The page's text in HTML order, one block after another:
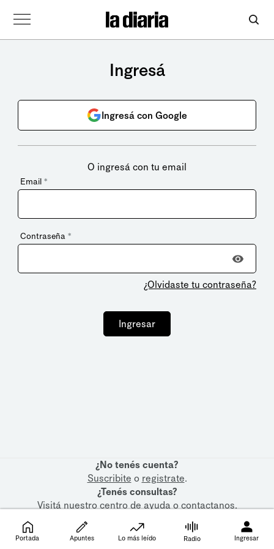
Ingresá
Ingresá con Google
O ingresá con tu email
Email *
Contraseña *
¿Olvidaste tu contraseña?
Ingresar
¿No tenés cuenta?
Suscribite o registrate.
¿Tenés consultas?
Visitá nuestrocentro de ayudaocontactanos.
Portada Apuntes Lo más leído Radio Ingresar